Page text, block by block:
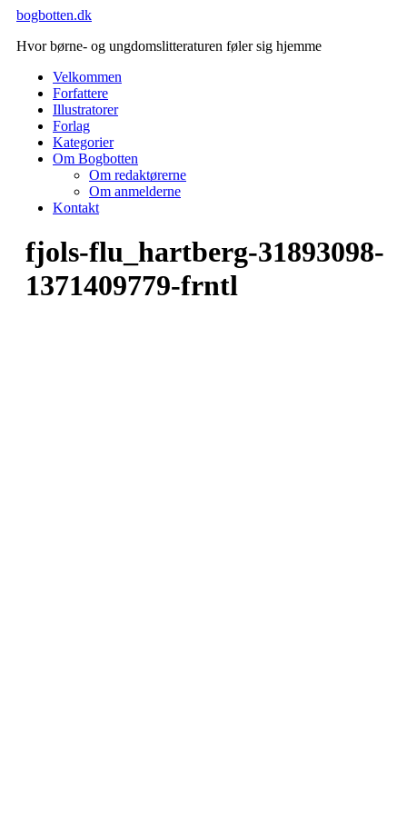
Videre
indhold
bogbotten.dk
Hvor børne- og ungdomslitteraturen føler sig hjemme
Velkommen
Forfattere
Illustratorer
Forlag
Kategorier
Om Bogbotten
Om redaktørerne
Om anmelderne
Kontakt
fjols-flu_hartberg-31893098-
1371409779-frntl